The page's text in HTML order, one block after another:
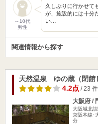
～10代
男性
久しぶりに行かせて
が、施設的には十分
い…
関連情報から探す
天然温泉 ゆの蔵（閉館
4.2点/ 23 件
大阪府 /
大阪城北
京阪本線･
分